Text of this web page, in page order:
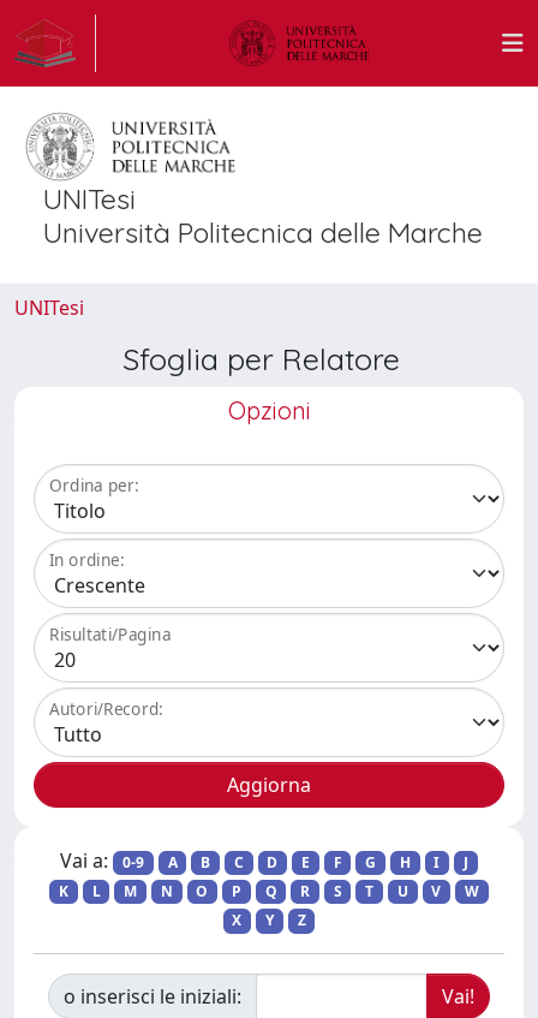
UNITesi
Università Politecnica delle Marche
UNITesi
Sfoglia per Relatore
Opzioni
Ordina per:
In ordine:
Risultati/Pagina
Autori/Record:
Vai a: 0-9 A B C D E F G H I
J
K
L M N O P Q R S T U V
W
X
Y Z
o inserisci le iniziali: